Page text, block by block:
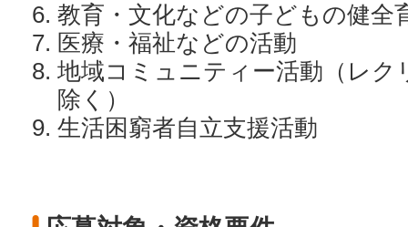
教育・文化などの子どもの健全
医療・福祉などの活動
地域コミュニティー活動（レク
除く）
生活困窮者自立支援活動